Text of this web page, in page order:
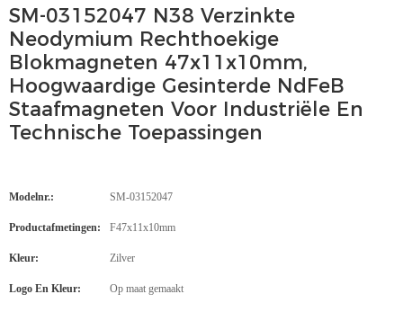
SM-03152047 N38 Verzinkte
Neodymium Rechthoekige
Blokmagneten 47x11x10mm,
Hoogwaardige Gesinterde NdFeB
Staafmagneten Voor Industriële En
Technische Toepassingen
Modelnr.: SM-03152047
Productafmetingen: F47x11x10mm
Kleur: Zilver
Logo En Kleur: Op maat gemaakt